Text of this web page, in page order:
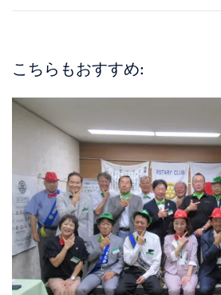
こちらもおすすめ: